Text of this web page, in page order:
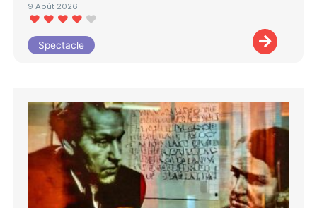
9 Août 2026
Spectacle